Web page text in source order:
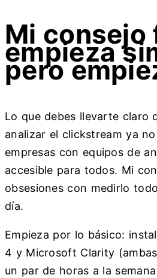
Mi consejo
empieza
pero
Lo que debes llevarte claro
analizar el clickstream ya
empresas con equipos de
accesible para todos. Mi
obsesiones con medirlo
día.
Empieza por lo básico:
4 y Microsoft Clarity
un par de horas a la